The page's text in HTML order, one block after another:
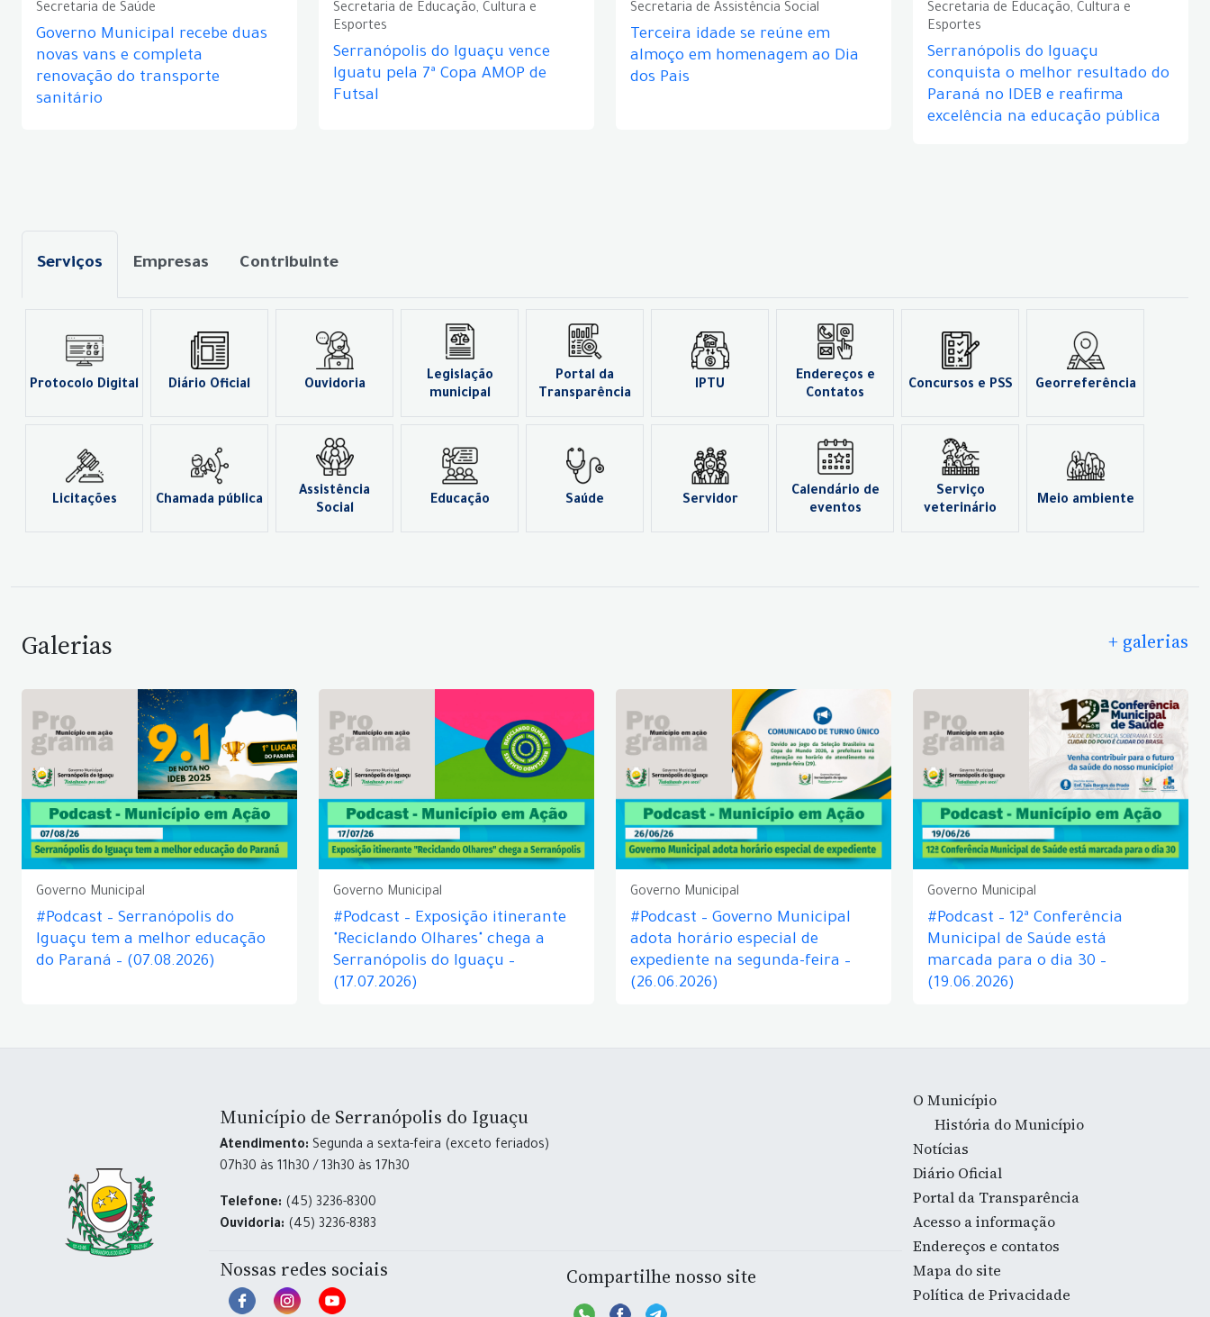
Secretaria de Saúde
Governo Municipal recebe duas
novas vans e completa
renovação do transporte
sanitário
Secretaria de Educação, Cultura e
Esportes
Serranópolis do Iguaçu vence
Iguatu pela 7ª Copa AMOP de
Futsal
Secretaria de Assistência Social
Terceira idade se reúne em
almoço em homenagem ao Dia
dos Pais
Secretaria de Educação, Cultura e
Esportes
Serranópolis do Iguaçu
conquista o melhor resultado do
Paraná no IDEB e reafirma
excelência na educação pública
Serviços Empresas Contribuinte
Protocolo Digital Diário Oficial Ouvidoria
Legislação
municipal
Portal da
Transparência
IPTU
Endereços e
Contatos
Concursos e PSS Georreferência
Licitações Chamada pública
Assistência
Social
Educação Saúde Servidor
Calendário de
eventos
Serviço
veterinário
Meio ambiente
Galerias + galerias
Governo Municipal
#Podcast – Serranópolis do
Iguaçu tem a melhor educação
do Paraná – (07.08.2026)
Governo Municipal
#Podcast – Exposição itinerante
"Reciclando Olhares" chega a
Serranópolis do Iguaçu –
(17.07.2026)
Governo Municipal
#Podcast – Governo Municipal
adota horário especial de
expediente na segunda-feira –
(26.06.2026)
Governo Municipal
#Podcast – 12ª Conferência
Municipal de Saúde está
marcada para o dia 30 –
(19.06.2026)
Município de Serranópolis do Iguaçu
Atendimento: Segunda a sexta-feira (exceto feriados)
07h30 às 11h30 / 13h30 às 17h30
Telefone: (45) 3236-8300
Ouvidoria: (45) 3236-8383
Nossas redes sociais Compartilhe nosso site
O Município
História do Município
Notícias
Diário Oficial
Portal da Transparência
Acesso a informação
Endereços e contatos
Mapa do site
Política de Privacidade